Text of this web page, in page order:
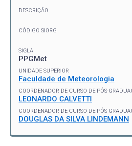
DESCRIÇÃO
CÓDIGO SIORG
SIGLA
PPGMet
UNIDADE SUPERIOR
Faculdade de Meteorologia
COORDENADOR DE CURSO DE PÓS-
LEONARDO CALVETTI
COORDENADOR DE CURSO DE PÓS-
DOUGLAS DA SILVA LINDEMANN